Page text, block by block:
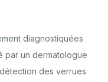
diagnostiquées
par un dermatologue
des verrues